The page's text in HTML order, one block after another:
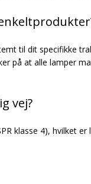
til dit specifikke
på at alle lamper
vej?
klasse 4), hvilket